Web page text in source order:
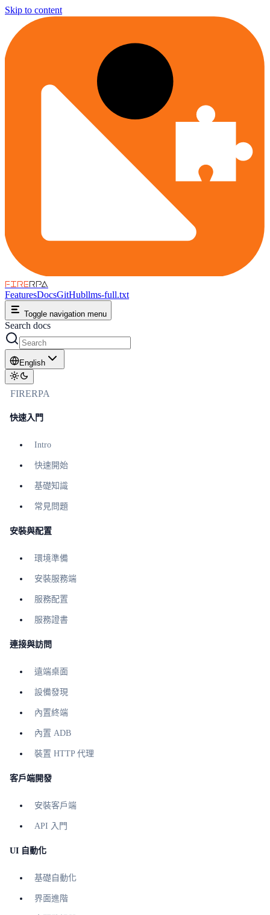
Skip to content
FIRERPA
FeaturesDocsGitHubllms-full.txt
Toggle navigation menu
Search docs
English
FIRERPA
快速入門
Intro
快速開始
基礎知識
常見問題
安裝與配置
環境準備
安裝服務端
服務配置
服務證書
連接與訪問
遠端桌面
設備發現
內置終端
內置 ADB
裝置 HTTP 代理
客戶端開發
安裝客戶端
API 入門
UI 自動化
基礎自動化
界面進階